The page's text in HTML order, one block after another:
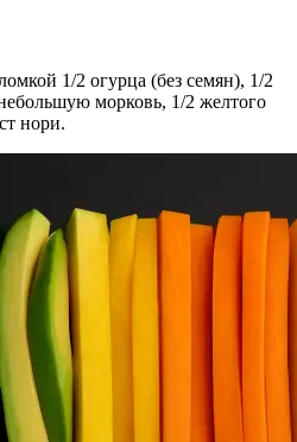
1/2 огурца (без семян), 1/2
морковь, 1/2 желтого
нори.